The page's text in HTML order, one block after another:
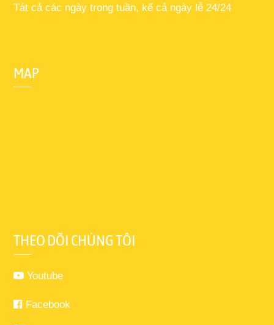
Tát cả các ngày trong tuần, kể cả ngày lễ 24/24
MAP
THEO DÕI CHÚNG TÔI
Youtube
Facebook